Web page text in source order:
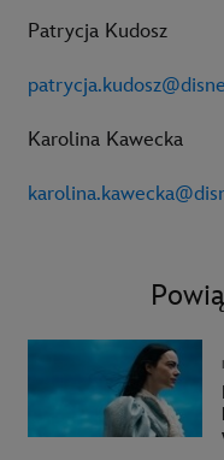
Patrycja Kudosz
Karolina Kawecka